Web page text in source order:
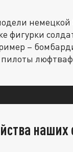
фигурки
–
наших